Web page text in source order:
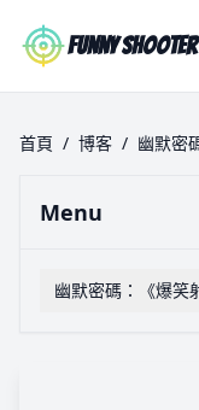
Funny Shooter
首頁 / 博客 / 幽默密
Menu
幽默密碼：《爆笑